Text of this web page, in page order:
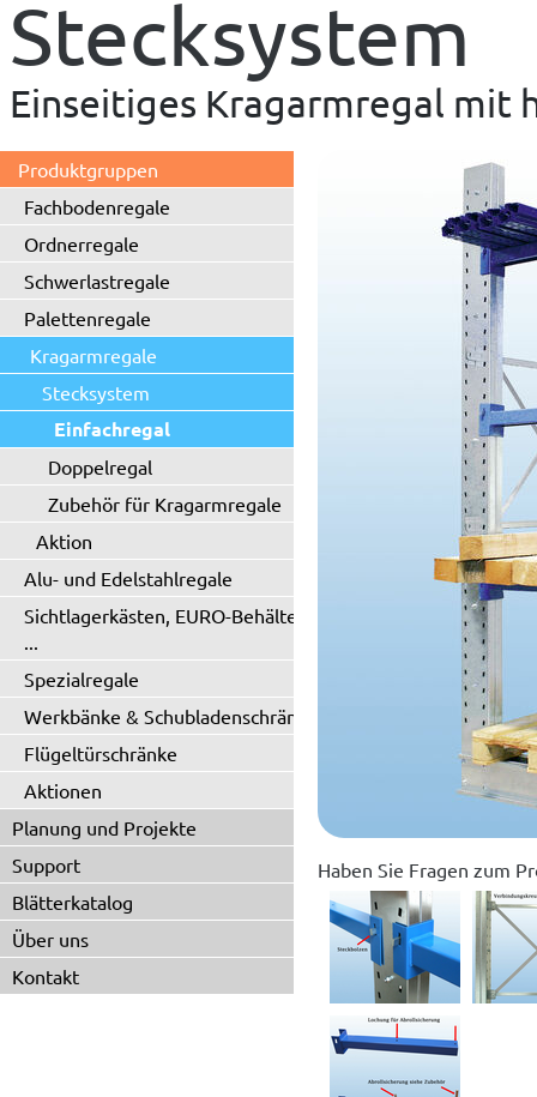
Stecksystem
Einseitiges Kragarmregal mit
Produktgruppen
Fachbodenregale
Ordnerregale
Schwerlastregale
Palettenregale
Kragarmregale
Stecksystem
Einfachregal
Doppelregal
Zubehör für Kragarmregale
Aktion
Alu- und Edelstahlregale
Sichtlagerkästen, EURO-Behälter
...
Spezialregale
Werkbänke & Schubladenschränke
Flügeltürschränke
Aktionen
Planung und Projekte
Support
Blätterkatalog
Über uns
Kontakt
Haben Sie Fragen zum